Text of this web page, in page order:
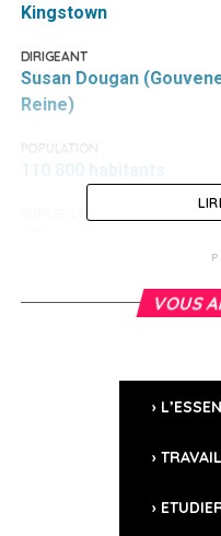
Kingstown
DIRIGEANT
Susan Dougan
Reine)
POPULATION
SUPERFICIE
Anglais VOUS